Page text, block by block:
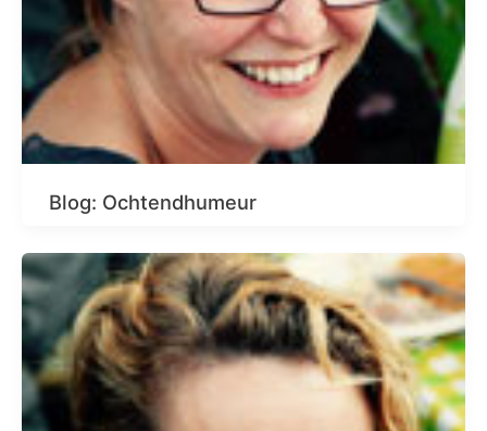
Blog: Ochtendhumeur